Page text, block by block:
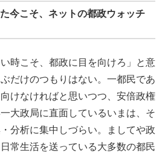
今こそ、ネットの都政ウォッチ
時こそ、都政に目を向けろ」と意
だけのつもりはない。一都民であ
けなければと思いつつ、安倍政権
大政局に直面しているいまは、そ
分析に集中しづらい。ましてや政
常生活を送っている大多数の都民